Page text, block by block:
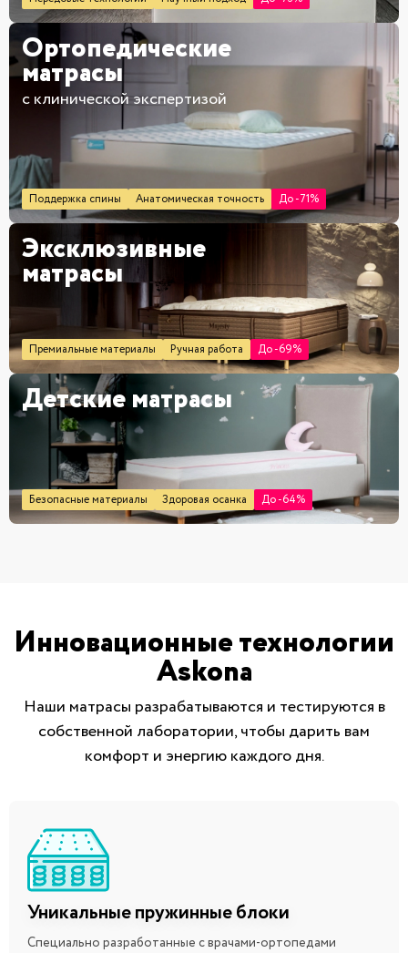
Ортопедические
матрасы
с клинической экспертизой
Поддержка спины Анатомическая точность До -71%
Эксклюзивные
матрасы
Премиальные материалы Ручная работа До -69%
Детские матрасы
Безопасные материалы Здоровая осанка До -64%
Инновационные технологии
Askona
Наши матрасы разрабатываются и тестируются в
собственной лаборатории, чтобы дарить вам
комфорт и энергию каждого дня.
Уникальные пружинные блоки
Специально разработанные с врачами-ортопедами